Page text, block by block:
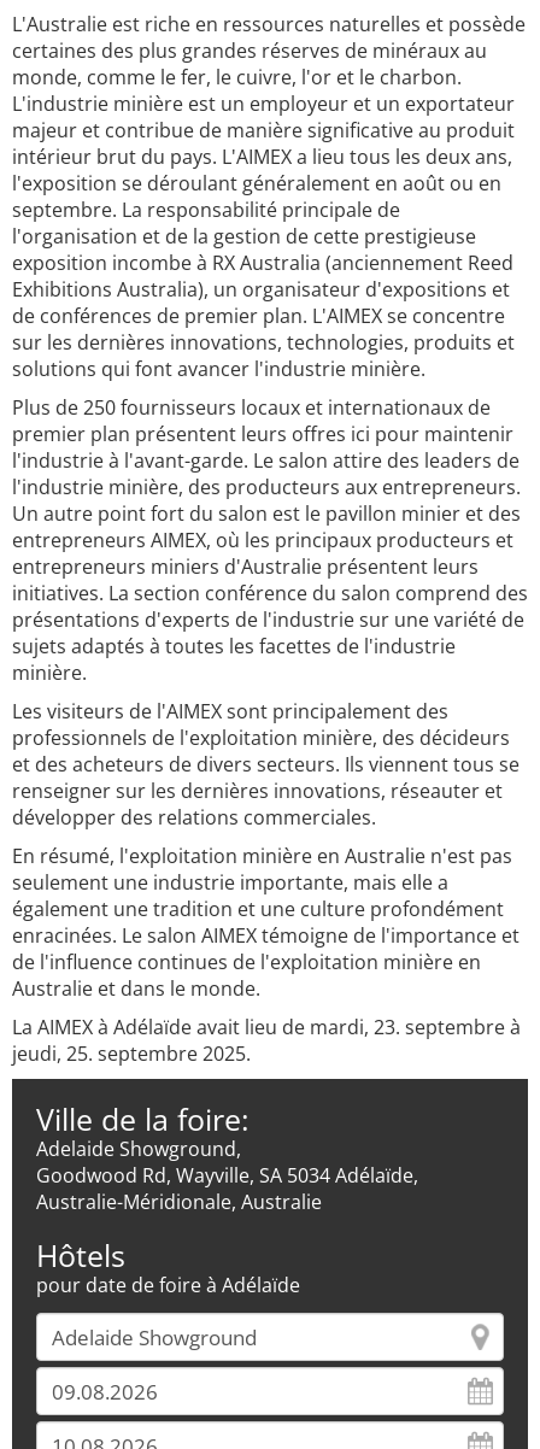
L'Australie est riche en ressources naturelles et possède
certaines des plus grandes réserves de minéraux au
monde, comme le fer, le cuivre, l'or et le charbon.
L'industrie minière est un employeur et un exportateur
majeur et contribue de manière significative au produit
intérieur brut du pays. L'AIMEX a lieu tous les deux ans,
l'exposition se déroulant généralement en août ou en
septembre. La responsabilité principale de
l'organisation et de la gestion de cette prestigieuse
exposition incombe à RX Australia (anciennement Reed
Exhibitions Australia), un organisateur d'expositions et
de conférences de premier plan. L'AIMEX se concentre
sur les dernières innovations, technologies, produits et
solutions qui font avancer l'industrie minière.
Plus de 250 fournisseurs locaux et internationaux de
premier plan présentent leurs offres ici pour maintenir
l'industrie à l'avant-garde. Le salon attire des leaders de
l'industrie minière, des producteurs aux entrepreneurs.
Un autre point fort du salon est le pavillon minier et des
entrepreneurs AIMEX, où les principaux producteurs et
entrepreneurs miniers d'Australie présentent leurs
initiatives. La section conférence du salon comprend des
présentations d'experts de l'industrie sur une variété de
sujets adaptés à toutes les facettes de l'industrie
minière.
Les visiteurs de l'AIMEX sont principalement des
professionnels de l'exploitation minière, des décideurs
et des acheteurs de divers secteurs. Ils viennent tous se
renseigner sur les dernières innovations, réseauter et
développer des relations commerciales.
En résumé, l'exploitation minière en Australie n'est pas
seulement une industrie importante, mais elle a
également une tradition et une culture profondément
enracinées. Le salon AIMEX témoigne de l'importance et
de l'influence continues de l'exploitation minière en
Australie et dans le monde.
La AIMEX à Adélaïde avait lieu de mardi, 23. septembre à
jeudi, 25. septembre 2025.
Ville de la foire:
Adelaide Showground,
Goodwood Rd, Wayville, SA 5034 Adélaïde,
Australie-Méridionale, Australie
Hôtels
pour date de foire à Adélaïde